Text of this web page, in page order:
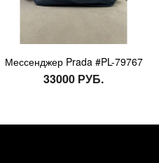
Мессенджер Prada #PL-79767
33000 РУБ.